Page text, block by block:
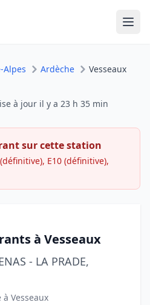
Alpes Ardèche Vesseaux
à jour il y a 23 h 35 min
sur cette station
E10 (définitive),
à Vesseaux
- LA PRADE,
Vesseaux